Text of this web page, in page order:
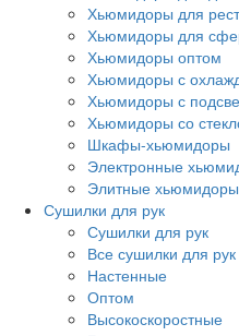
Хьюмидоры для
Хьюмидоры для
Хьюмидоры оптом
Хьюмидоры с
Хьюмидоры с
Хьюмидоры со
Шкафы-хьюмидоры
Электронные
Элитные хьюмидоры
Сушилки для рук
Сушилки для рук
Все сушилки для рук
Настенные
Оптом
Высокоскоростные